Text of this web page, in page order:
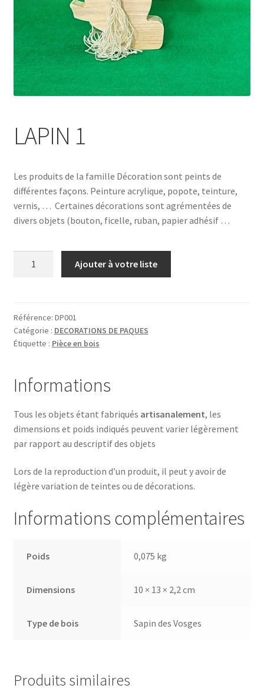
LAPIN 1
Les produits de la famille Décoration sont peints de
différentes façons. Peinture acrylique, popote, teinture,
vernis, … Certaines décorations sont agrémentées de
divers objets (bouton, ficelle, ruban, papier adhésif …
Ajouter à votre liste
Référence: DP001
Catégorie : DECORATIONS DE PAQUES
Étiquette : Pièce en bois
Informations
Tous les objets étant fabriqués artisanalement, les
dimensions et poids indiqués peuvent varier légèrement
par rapport au descriptif des objets
Lors de la reproduction d’un produit, il peut y avoir de
légère variation de teintes ou de décorations.
Informations complémentaires
Poids 0,075 kg
Dimensions 10 × 13 × 2,2 cm
Type de bois Sapin des Vosges
Produits similaires